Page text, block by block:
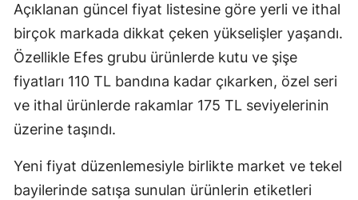
Açıklanan güncel fiyat listesine göre yerli ve ithal
birçok markada dikkat çeken yükselişler yaşandı.
Özellikle Efes grubu ürünlerde kutu ve şişe
fiyatları 110 TL bandına kadar çıkarken, özel seri
ve ithal ürünlerde rakamlar 175 TL seviyelerinin
üzerine taşındı.
Yeni fiyat düzenlemesiyle birlikte market ve tekel
bayilerinde satışa sunulan ürünlerin etiketleri